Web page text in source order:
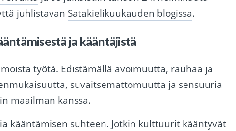
juhlistavan Satakielikuukauden blogissa.
ja kääntäjistä
työtä. Edistämällä avoimuutta, rauhaa ja
suvaitsemattomuutta ja sensuuria
maailman kanssa.
kääntämisen suhteen. Jotkin kulttuurit kääntyvät